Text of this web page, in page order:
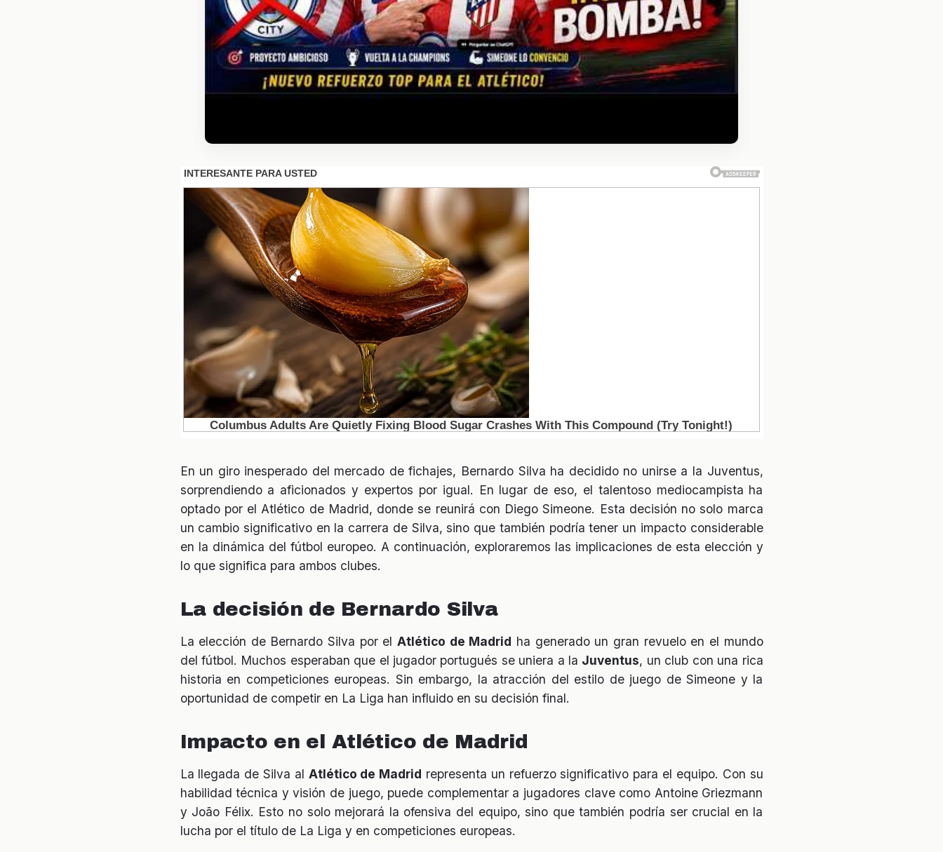
En un giro inesperado del mercado de fichajes, Bernardo Silva ha decidido no unirse a la Juventus,
sorprendiendo a aficionados y expertos por igual. En lugar de eso, el talentoso mediocampista ha
optado por el Atlético de Madrid, donde se reunirá con Diego Simeone. Esta decisión no solo marca
un cambio significativo en la carrera de Silva, sino que también podría tener un impacto considerable
en la dinámica del fútbol europeo. A continuación, exploraremos las implicaciones de esta elección y
lo que significa para ambos clubes.
La decisión de Bernardo Silva
La elección de Bernardo Silva por elAtlético de Madrid ha generado un gran revuelo en el mundo
del fútbol. Muchos esperaban que el jugador portugués se uniera a la Juventus, un club con una rica
historia en competiciones europeas. Sin embargo, la atracción del estilo de juego de Simeone y la
oportunidad de competir en La Liga han influido en su decisión final.
Impacto en el Atlético de Madrid
La llegada de Silva al Atlético de Madrid representa un refuerzo significativo para el equipo. Con su
habilidad técnica y visión de juego, puede complementar a jugadores clave como Antoine Griezmann
y João Félix. Esto no solo mejorará la ofensiva del equipo, sino que también podría ser crucial en la
lucha por el título de La Liga y en competiciones europeas.